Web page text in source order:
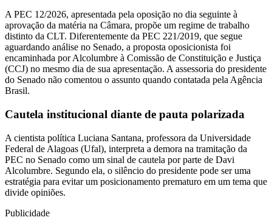
A PEC 12/2026, apresentada pela oposição no dia seguinte à
aprovação da matéria na Câmara, propõe um regime de trabalho
distinto da CLT. Diferentemente da PEC 221/2019, que segue
aguardando análise no Senado, a proposta oposicionista foi
encaminhada por Alcolumbre à Comissão de Constituição e Justiça
(CCJ) no mesmo dia de sua apresentação. A assessoria do presidente
do Senado não comentou o assunto quando contatada pela Agência
Brasil.
Cautela institucional diante de pauta polarizada
A cientista política Luciana Santana, professora da Universidade
Federal de Alagoas (Ufal), interpreta a demora na tramitação da
PEC no Senado como um sinal de cautela por parte de Davi
Alcolumbre. Segundo ela, o silêncio do presidente pode ser uma
estratégia para evitar um posicionamento prematuro em um tema que
divide opiniões.
Publicidade